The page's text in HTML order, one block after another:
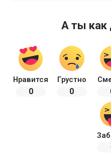
А ты как
Нравится
0
Грустно
0